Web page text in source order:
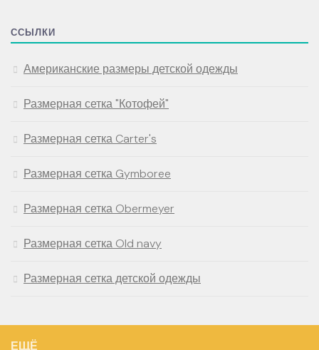
ССЫЛКИ
Американские размеры детской одежды
Размерная сетка "Котофей"
Размерная сетка Carter's
Размерная сетка Gymboree
Размерная сетка Obermeyer
Размерная сетка Old navy
Размерная сетка детской одежды
ЕЩЁ